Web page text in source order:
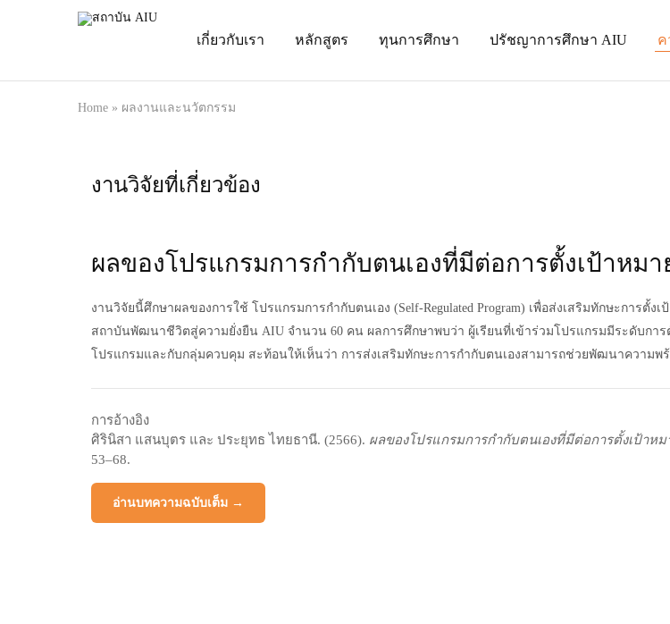
มาตรฐาน
เกี่ยวกับเรา หลักสูตร ทุนการศึกษา ปรัชญาการศึกษา AIU ค
Home » ผลงานและนวัตกรรม
งานวิจัยที่เกี่ยวข้อง
ผลของโปรแกรมการกำกับตนเองที่มีต่อการตั้งเป้าหม
งานวิจัยนี้ศึกษาผลของการใช้ โปรแกรมการกำกับตนเอง (Self-Regulated Program) เพื่อส่งเสริมทักษะการตั้ง
สถาบันพัฒนาชีวิตสู่ความยั่งยืน AIU จำนวน 60 คน ผลการศึกษาพบว่า ผู้เรียนที่เข้าร่วมโปรแกรมมีระดับกา
โปรแกรมและกับกลุ่มควบคุม สะท้อนให้เห็นว่า การส่งเสริมทักษะการกำกับตนเองสามารถช่วยพัฒนาความ
การอ้างอิง
ศิรินิสา แสนบุตร และ ประยุทธ ไทยธานี. (2566). ผลของโปรแกรมการกำกับตนเองที่มีต่อการตั้งเป้าห
53–68.
อ่านบทความฉบับเต็ม →